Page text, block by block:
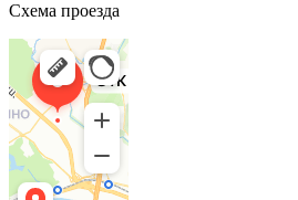
Схема проезда